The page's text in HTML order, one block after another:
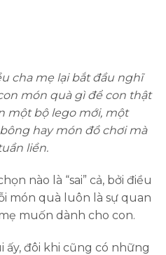
cha mẹ lại bắt đầu nghĩ
món quà gì để con thật
một bộ lego mới, một
hay món đồ chơi mà
liền.
nào là “sai” cả, bởi điều
món quà luôn là sự quan
muốn dành cho con.
đôi khi cũng có những